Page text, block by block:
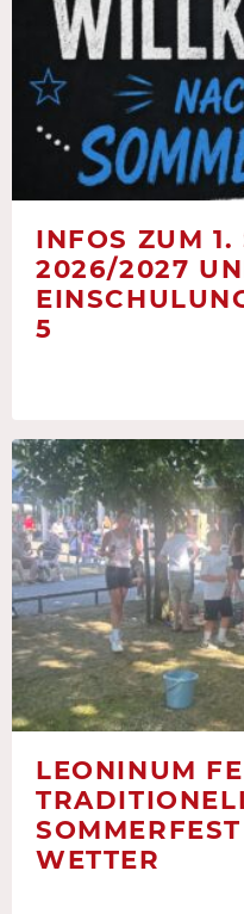
INFOS ZUM 1.
2026/2027
5
LEONINUM
WETTER